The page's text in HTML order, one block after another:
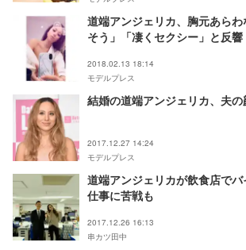
道端アンジェリカ、胸元あらわ
そう」「凄くセクシー」と反響
2018.02.13 18:14
モデルプレス
結婚の道端アンジェリカ、夫
2017.12.27 14:24
モデルプレス
道端アンジェリカが飲食店で
仕事に苦戦も
2017.12.26 16:13
串カツ田中